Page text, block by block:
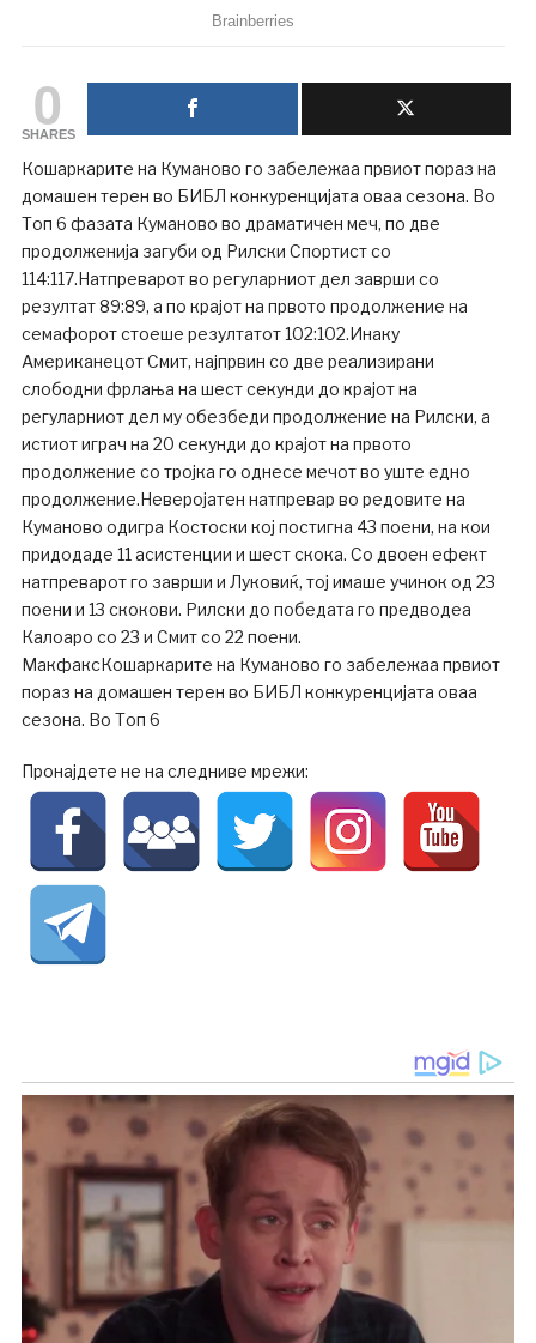
0
SHARES
Кошаркарите на Куманово го забележаа првиот пораз на
домашен терен во БИБЛ конкуренцијата оваа сезона. Во
Топ 6 фазата Куманово во драматичен меч, по две
продолженија загуби од Рилски Спортист со
114:117.Натпреварот во регуларниот дел заврши со
резултат 89:89, а по крајот на првото продолжение на
семафорот стоеше резултатот 102:102.Инаку
Американецот Смит, најпрвин со две реализирани
слободни фрлања на шест секунди до крајот на
регуларниот дел му обезбеди продолжение на Рилски, а
истиот играч на 20 секунди до крајот на првото
продолжение со тројка го однесе мечот во уште едно
продолжение.Неверојатен натпревар во редовите на
Куманово одигра Костоски кој постигна 43 поени, на кои
придодаде 11 асистенции и шест скока. Со двоен ефект
натпреварот го заврши и Луковиќ, тој имаше учинок од 23
поени и 13 скокови. Рилски до победата го предводеа
Калоаро со 23 и Смит со 22 поени.
МакфаксКошаркарите на Куманово го забележаа првиот
пораз на домашен терен во БИБЛ конкуренцијата оваа
сезона. Во Топ 6
Пронајдете не на следниве мрежи: